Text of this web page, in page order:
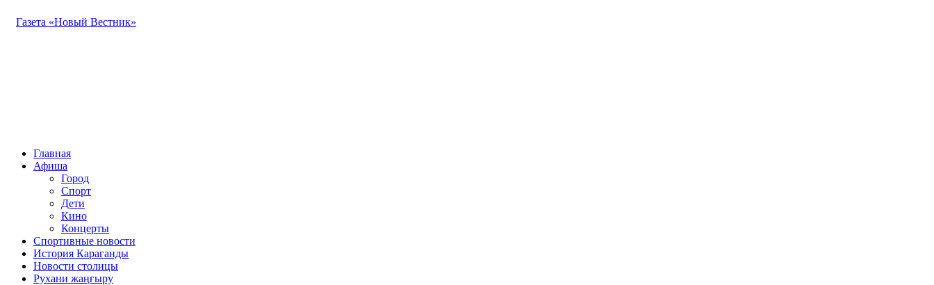
Газета «Новый Вестник»
Главная
Афиша
Город
Спорт
Дети
Кино
Концерты
Спортивные новости
История Караганды
Новости столицы
Рухани жаңғыру